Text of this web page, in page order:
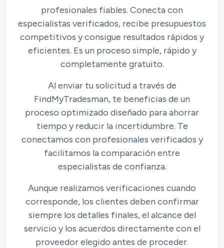
profesionales fiables. Conecta con
especialistas verificados, recibe presupuestos
competitivos y consigue resultados rápidos y
eficientes. Es un proceso simple, rápido y
completamente gratuito.
Al enviar tu solicitud a través de
FindMyTradesman, te beneficias de un
proceso optimizado diseñado para ahorrar
tiempo y reducir la incertidumbre. Te
conectamos con profesionales verificados y
facilitamos la comparación entre
especialistas de confianza.
Aunque realizamos verificaciones cuando
corresponde, los clientes deben confirmar
siempre los detalles finales, el alcance del
servicio y los acuerdos directamente con el
proveedor elegido antes de proceder.